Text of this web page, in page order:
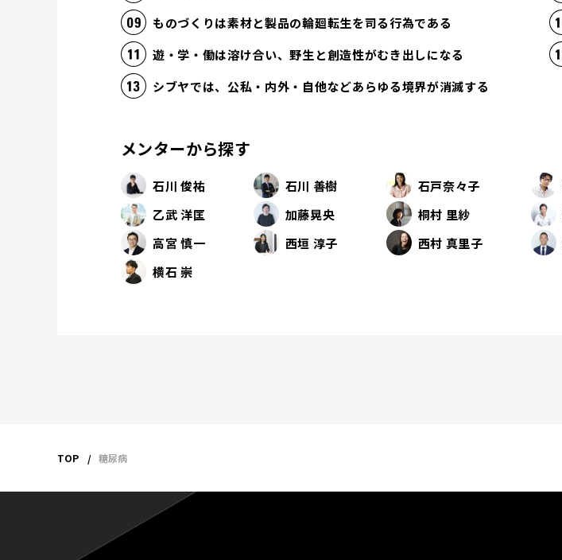
ものづくりは素材と製品の輪廻転生を司る行為である
遊・学・働は溶け合い、野生と創造性がむき出しになる
シブヤでは、公私・内外・自他などあらゆる境界が消滅する
メンターから探す
石川 俊祐 石川 善樹 石戸奈々子
乙武 洋匡
加藤晃央 桐村 里紗
高宮 慎一
西垣 淳子 西村 真里子
横石 崇
TOP 糖尿病